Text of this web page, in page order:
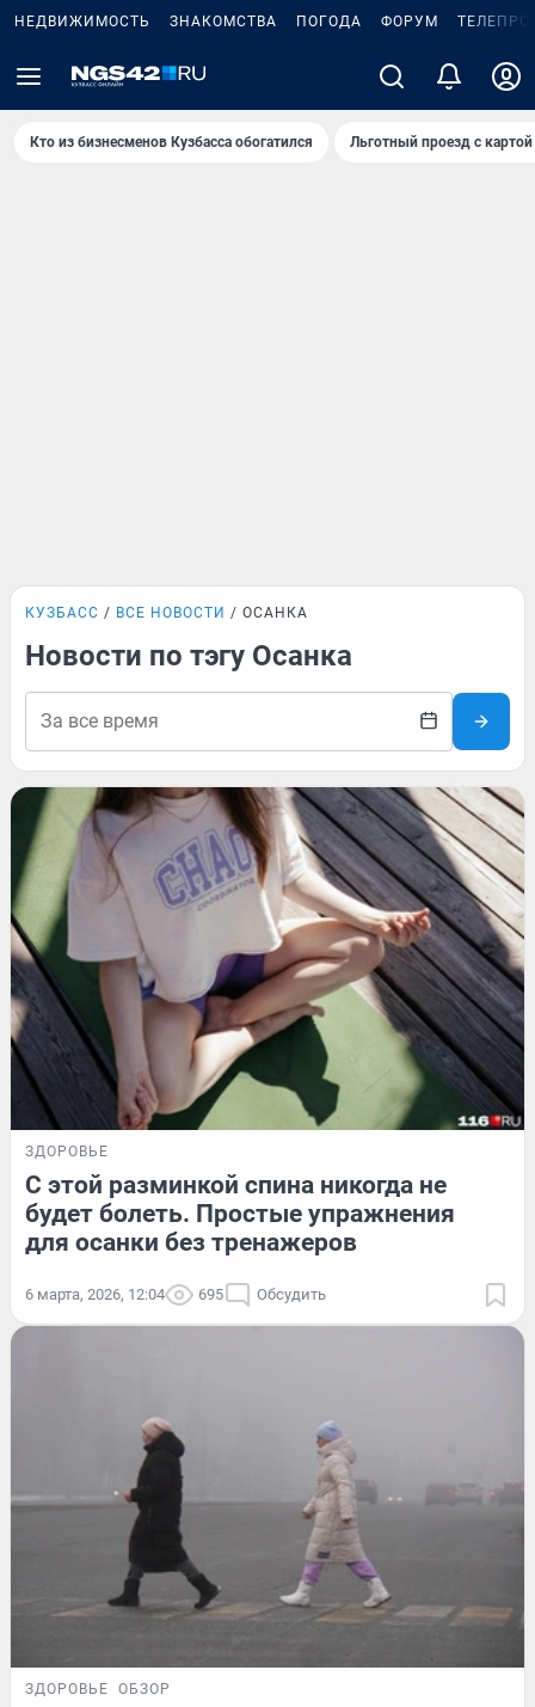
НЕДВИЖИМОСТЬ ЗНАКОМСТВА ПОГОДА ФОРУМ
Кто из бизнесменов Кузбасса обогатился Льготный проезд с
КУЗБАСС ВСЕ НОВОСТИ ОСАНКА
Новости по тэгу Осанка
ЗДОРОВЬЕ
С этой разминкой спина никогда не
будет болеть. Простые упражнения
для осанки без тренажеров
6 марта, 2026, 12:04 695 Обсудить
ЗДОРОВЬЕ ОБЗОР